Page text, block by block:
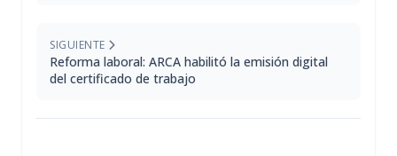
SIGUIENTE
Reforma laboral: ARCA habilitó la emisión digital
del certificado de trabajo